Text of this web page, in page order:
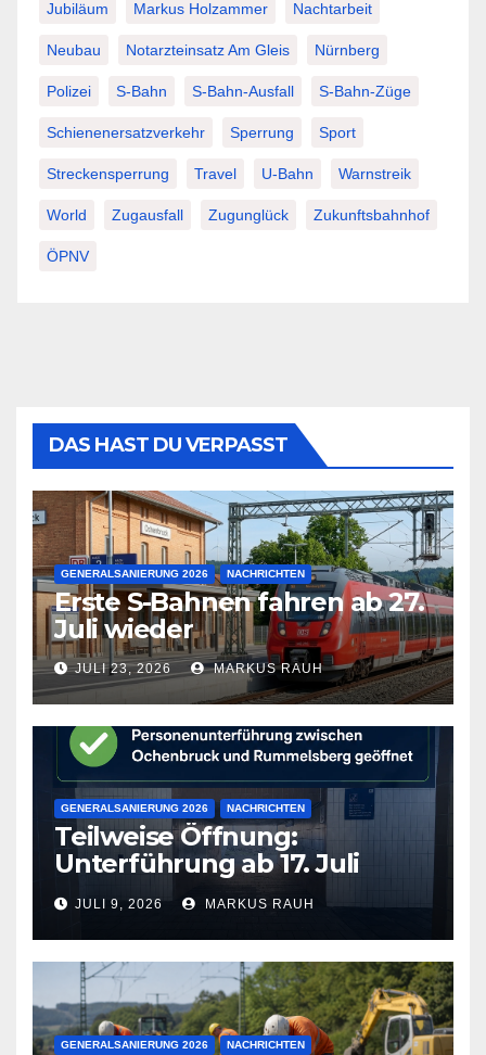
Jubiläum Markus Holzammer Nachtarbeit
Neubau Notarzteinsatz Am Gleis Nürnberg
Polizei S-Bahn S-Bahn-Ausfall S-Bahn-Züge
Schienenersatzverkehr Sperrung Sport
Streckensperrung Travel U-Bahn Warnstreik
World Zugausfall Zugunglück Zukunftsbahnhof
ÖPNV
DAS HAST DU VERPASST
GENERALSANIERUNG 2026 NACHRICHTEN
Erste S-Bahnen fahren ab 27.
Juli wieder
JULI 23, 2026 MARKUS RAUH
GENERALSANIERUNG 2026 NACHRICHTEN
Teilweise Öffnung:
Unterführung ab 17. Juli
wieder frei
JULI 9, 2026 MARKUS RAUH
GENERALSANIERUNG 2026 NACHRICHTEN